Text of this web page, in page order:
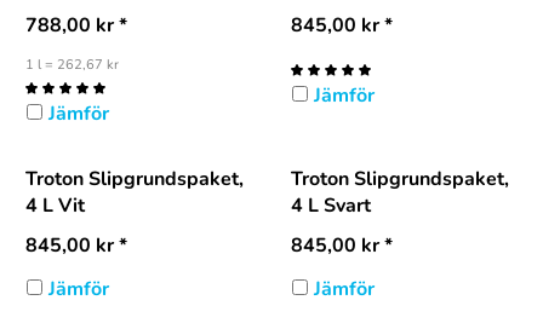
788,00 kr*
1 l = 262,67 kr
Jämför
845,00 kr*
Jämför
Troton Slipgrundspaket,
4 L Vit
845,00 kr*
Jämför
Troton Slipgrundspaket,
4 L Svart
845,00 kr*
Jämför